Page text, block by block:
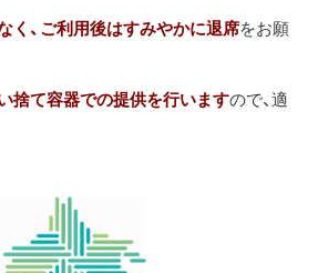
く、ご利用後はすみやかに退席をお願
捨て容器での提供を行いますので、適